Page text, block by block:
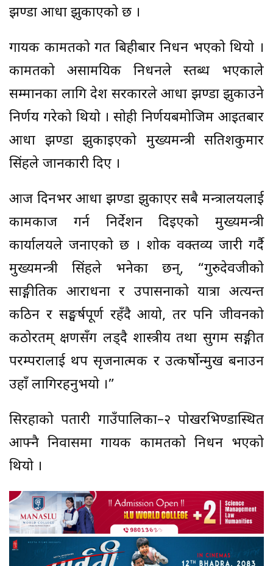
झण्डा आधा झुकाएको छ ।
गायक कामतको गत बिहीबार निधन भएको थियो ।
कामतको असामयिक निधनले स्तब्ध भएकाले
सम्मानका लागि प्रदेश सरकारले आधा झण्डा झुकाउने
निर्णय गरेको थियो । सोही निर्णयबमोजिम आइतबार
आधा झण्डा झुकाइएको मुख्यमन्त्री सतिशकुमार
सिंहले जानकारी दिए ।
आज दिनभर आधा झण्डा झुकाएर सबै मन्त्रालयलाई
कामकाज गर्न निर्देशन दिइएको मुख्यमन्त्री
कार्यालयले जनाएको छ । शोक वक्तव्य जारी गर्दै
मुख्यमन्त्री सिंहले भनेका छन्, “गुरुदेवजीको
साङ्गीतिक आराधना र उपासनाको यात्रा अत्यन्त
कठिन र सङ्घर्षपूर्ण रहँदै आयो, तर पनि जीवनको
कठोरतम् क्षणसँग लड्दै शास्त्रीय तथा सुगम सङ्गीत
परम्परालाई थप सृजनात्मक र उत्कर्षोन्मुख बनाउन
उहाँ लागिरहनुभयो ।”
सिरहाको पतारी गाउँपालिका–२ पोखरभिण्डास्थित
आफ्नै निवासमा गायक कामतको निधन भएको
थियो ।